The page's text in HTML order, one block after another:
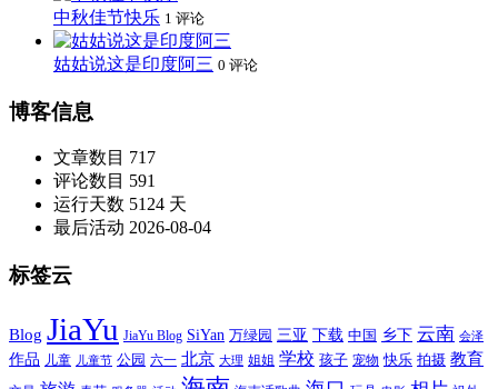
中秋佳节快乐 1 评论
姑姑说这是印度阿三 0 评论
博客信息
文章数目 717
评论数目 591
运行天数 5124 天
最后活动 2026-08-04
标签云
Blog JiaYu JiaYu Blog SiYan 万绿园 三亚 下载 中国 乡下 云南 会泽
作品 儿童 儿童节 公园 六一 北京 大理 姐姐 学校 孩子 宠物 快乐 拍摄 教育